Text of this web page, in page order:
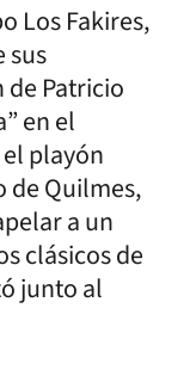
Los Fakires,
sus
de Patricio
en el
playón
de Quilmes,
a un
clásicos de
junto al